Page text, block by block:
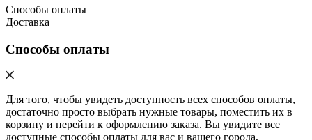
Способы оплаты
Доставка
Способы оплаты
Для того, чтобы увидеть доступность всех способов оплаты,
достаточно просто выбрать нужные товары, поместить их в
корзину и перейти к оформлению заказа. Вы увидите все
доступные способы оплаты для вас и вашего города,